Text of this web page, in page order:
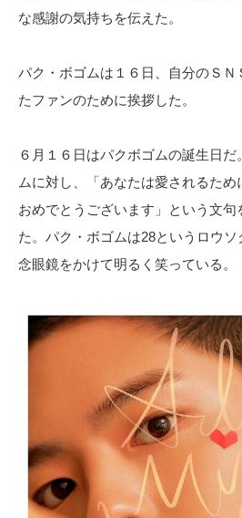
な感謝の気持ちを伝えた。
パク・ボゴムは１６日、自分のＳ
たファンのために挨拶した。
６月１６日はパクボゴムの誕生日
ムに対し、「あなたは愛されるた
おめでとうございます」という文句
た。パク・ボゴムは28というロウ
念眼鏡をかけて明るく笑っている。